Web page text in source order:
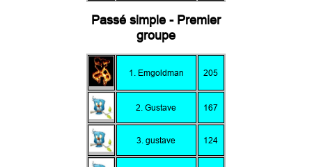
Passé simple - Premier
groupe
1. Emgoldman 205
2. Gustave 167
3. gustave 124